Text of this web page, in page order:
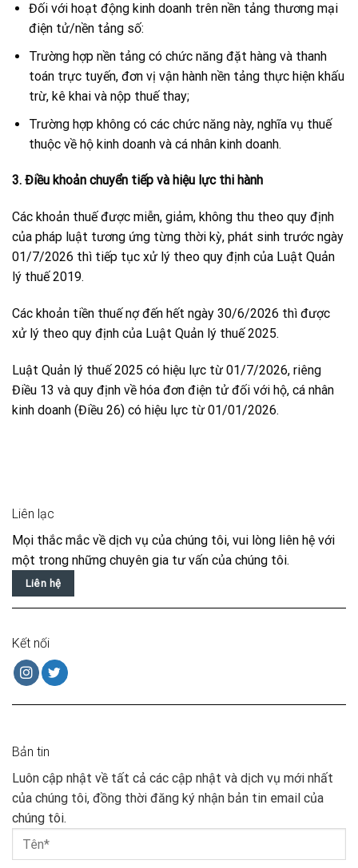
Đối với hoạt động kinh doanh trên nền tảng thương mại
điện tử/nền tảng số:
Trường hợp nền tảng có chức năng đặt hàng và thanh
toán trực tuyến, đơn vị vận hành nền tảng thực hiện khấu
trừ, kê khai và nộp thuế thay;
Trường hợp không có các chức năng này, nghĩa vụ thuế
thuộc về hộ kinh doanh và cá nhân kinh doanh.
3. Điều khoản chuyển tiếp và hiệu lực thi hành
Các khoản thuế được miễn, giảm, không thu theo quy định
của pháp luật tương ứng từng thời kỳ, phát sinh trước ngày
01/7/2026 thì tiếp tục xử lý theo quy định của Luật Quản
lý thuế 2019.
Các khoản tiền thuế nợ đến hết ngày 30/6/2026 thì được
xử lý theo quy định của Luật Quản lý thuế 2025.
Luật Quản lý thuế 2025 có hiệu lực từ 01/7/2026, riêng
Điều 13 và quy định về hóa đơn điện tử đối với hộ, cá nhân
kinh doanh (Điều 26) có hiệu lực từ 01/01/2026.
Liên lạc
Mọi thắc mắc về dịch vụ của chúng tôi, vui lòng liên hệ với
một trong những chuyên gia tư vấn của chúng tôi.
Liên hệ
Kết nối
Bản tin
Luôn cập nhật về tất cả các cập nhật và dịch vụ mới nhất
của chúng tôi, đồng thời đăng ký nhận bản tin email của
chúng tôi.